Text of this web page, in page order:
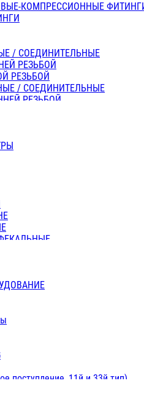
КОМПРЕССИОННЫЕ
/ СОЕДИНИТЕЛЬНЫЕ
РЕЗЬБОЙ
РЕЗЬБОЙ
/ СОЕДИНИТЕЛЬНЫЕ
РЕЗЬБОЙ
РЕЗЬБОЙ
/ СОЕДИНИТЕЛЬНЫЕ
РЕЗЬБОЙ
ДВУХСЛ.
поступление, 11й и 33й тип)